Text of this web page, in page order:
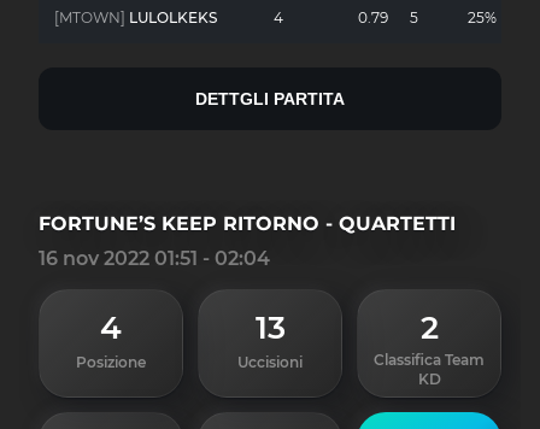
[MTOWN] LULOLKEKS 4 0.79 5 25%
DETTGLI PARTITA
4
Posizione
13
Uccisioni
2
Classifica Team
KD
FORTUNE’S KEEP RITORNO - QUARTETTI
16 nov 2022 01:51 - 02:04